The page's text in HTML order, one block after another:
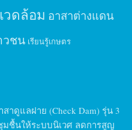
วดล้อม อาสาต่างแดน
วชน เรียนรู้เกษตร
าดูแลฝาย (Check Dam) รุ่น 3
ชื้นให้ระบบนิเวศ ลดการสูญ